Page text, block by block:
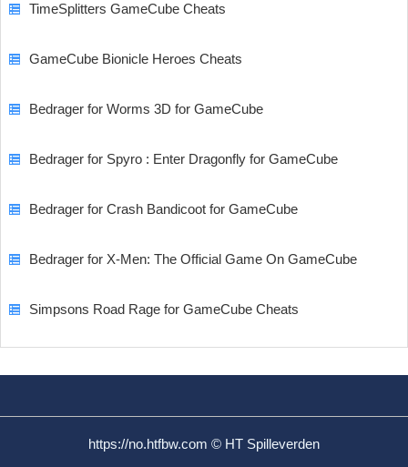
TimeSplitters GameCube Cheats
GameCube Bionicle Heroes Cheats
Bedrager for Worms 3D for GameCube
Bedrager for Spyro : Enter Dragonfly for GameCube
Bedrager for Crash Bandicoot for GameCube
Bedrager for X-Men: The Official Game On GameCube
Simpsons Road Rage for GameCube Cheats
https://no.htfbw.com © HT Spilleverden